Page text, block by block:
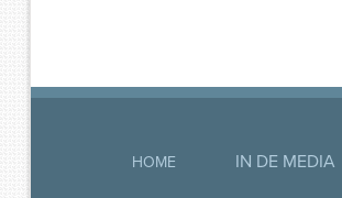
HOME IN DE MEDIA